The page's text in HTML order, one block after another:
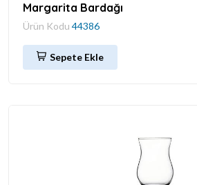
Margarita Bardağı
Ürün Kodu 44386
Sepete Ekle